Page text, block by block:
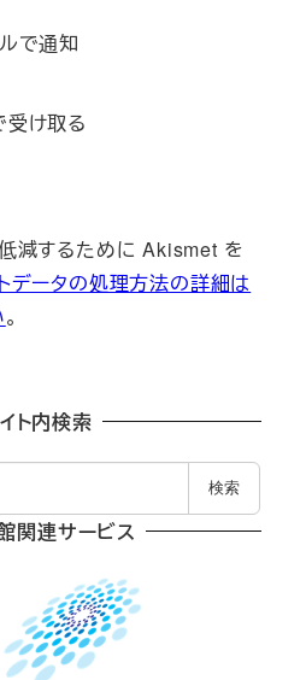
で通知
け取る
減するために Akismet を
データの処理方法の詳細は
。
ト内検索
検索
関連サービス